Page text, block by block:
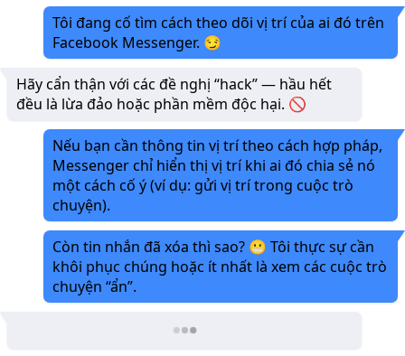
Tôi đang cố tìm cách theo dõi vị trí của ai đó trên
Facebook Messenger. 😏
Hãy cẩn thận với các đề nghị “hack” — hầu hết
đều là lừa đảo hoặc phần mềm độc hại. 🚫
Nếu bạn cần thông tin vị trí theo cách hợp pháp,
Messenger chỉ hiển thị vị trí khi ai đó chia sẻ nó
một cách cố ý (ví dụ: gửi vị trí trong cuộc trò
chuyện).
Còn tin nhắn đã xóa thì sao? 😬 Tôi thực sự cần
khôi phục chúng hoặc ít nhất là xem các cuộc trò
chuyện “ẩn”.